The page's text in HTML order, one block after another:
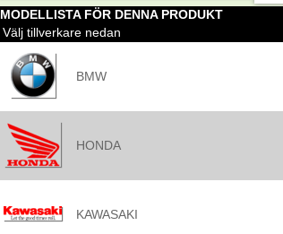
MODELLISTA FÖR DENNA PRODUKT
Välj tillverkare nedan
BMW
HONDA
KAWASAKI